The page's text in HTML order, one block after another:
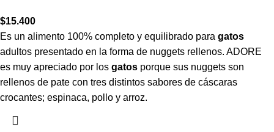
$15.400
Es un alimento 100% completo y equilibrado para gatos
adultos presentado en la forma de nuggets rellenos. ADORE
es muy apreciado por los gatos porque sus nuggets son
rellenos de pate con tres distintos sabores de cáscaras
crocantes; espinaca, pollo y arroz.